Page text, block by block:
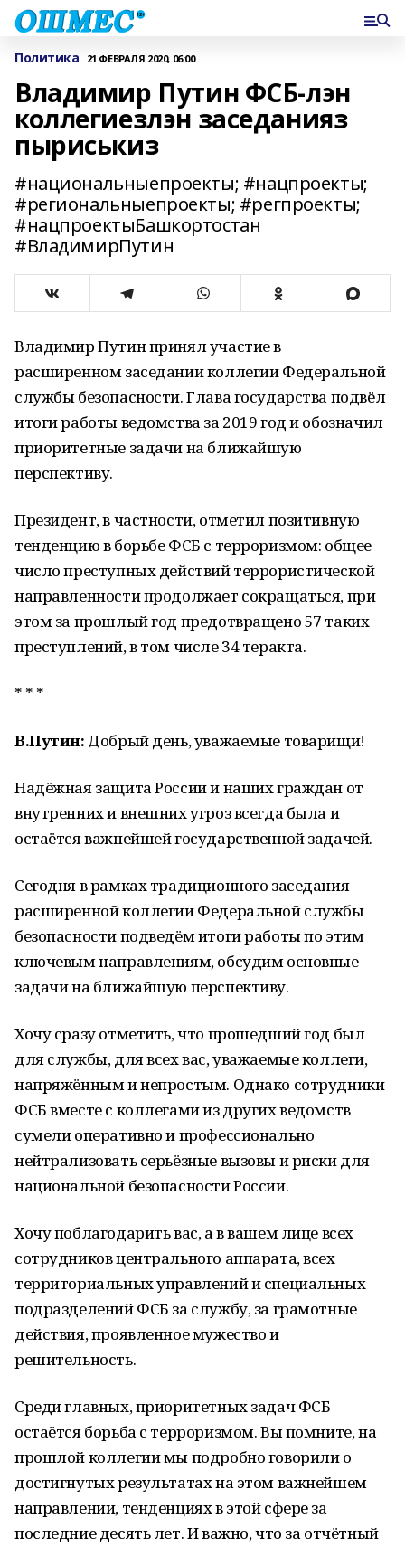
Политика 21 ФЕВРАЛЯ 2020, 06:00
Владимир Путин ФСБ-лэн
коллегиезлэн заседанияз
пыриськиз
#национальныепроекты; #нацпроекты;
#региональныепроекты; #регпроекты;
#нацпроектыБашкортостан
#ВладимирПутин
Владимир Путин принял участие в
расширенном заседании коллегии Федеральной
службы безопасности. Глава государства подвёл
итоги работы ведомства за 2019 год и обозначил
приоритетные задачи на ближайшую
перспективу.
Президент, в частности, отметил позитивную
тенденцию в борьбе ФСБ с терроризмом: общее
число преступных действий террористической
направленности продолжает сокращаться, при
этом за прошлый год предотвращено 57 таких
преступлений, в том числе 34 теракта.
* * *
В.Путин: Добрый день, уважаемые товарищи!
Надёжная защита России и наших граждан от
внутренних и внешних угроз всегда была и
остаётся важнейшей государственной задачей.
Сегодня в рамках традиционного заседания
расширенной коллегии Федеральной службы
безопасности подведём итоги работы по этим
ключевым направлениям, обсудим основные
задачи на ближайшую перспективу.
Хочу сразу отметить, что прошедший год был
для службы, для всех вас, уважаемые коллеги,
напряжённым и непростым. Однако сотрудники
ФСБ вместе с коллегами из других ведомств
сумели оперативно и профессионально
нейтрализовать серьёзные вызовы и риски для
национальной безопасности России.
Хочу поблагодарить вас, а в вашем лице всех
сотрудников центрального аппарата, всех
территориальных управлений и специальных
подразделений ФСБ за службу, за грамотные
действия, проявленное мужество и
решительность.
Среди главных, приоритетных задач ФСБ
остаётся борьба с терроризмом. Вы помните, на
прошлой коллегии мы подробно говорили о
достигнутых результатах на этом важнейшем
направлении, тенденциях в этой сфере за
последние десять лет. И важно, что за отчётный